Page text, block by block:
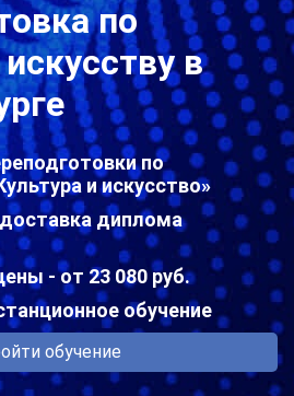
по
в
по
и искусство»
диплома
- от 23 080 руб.
обучение
обучение